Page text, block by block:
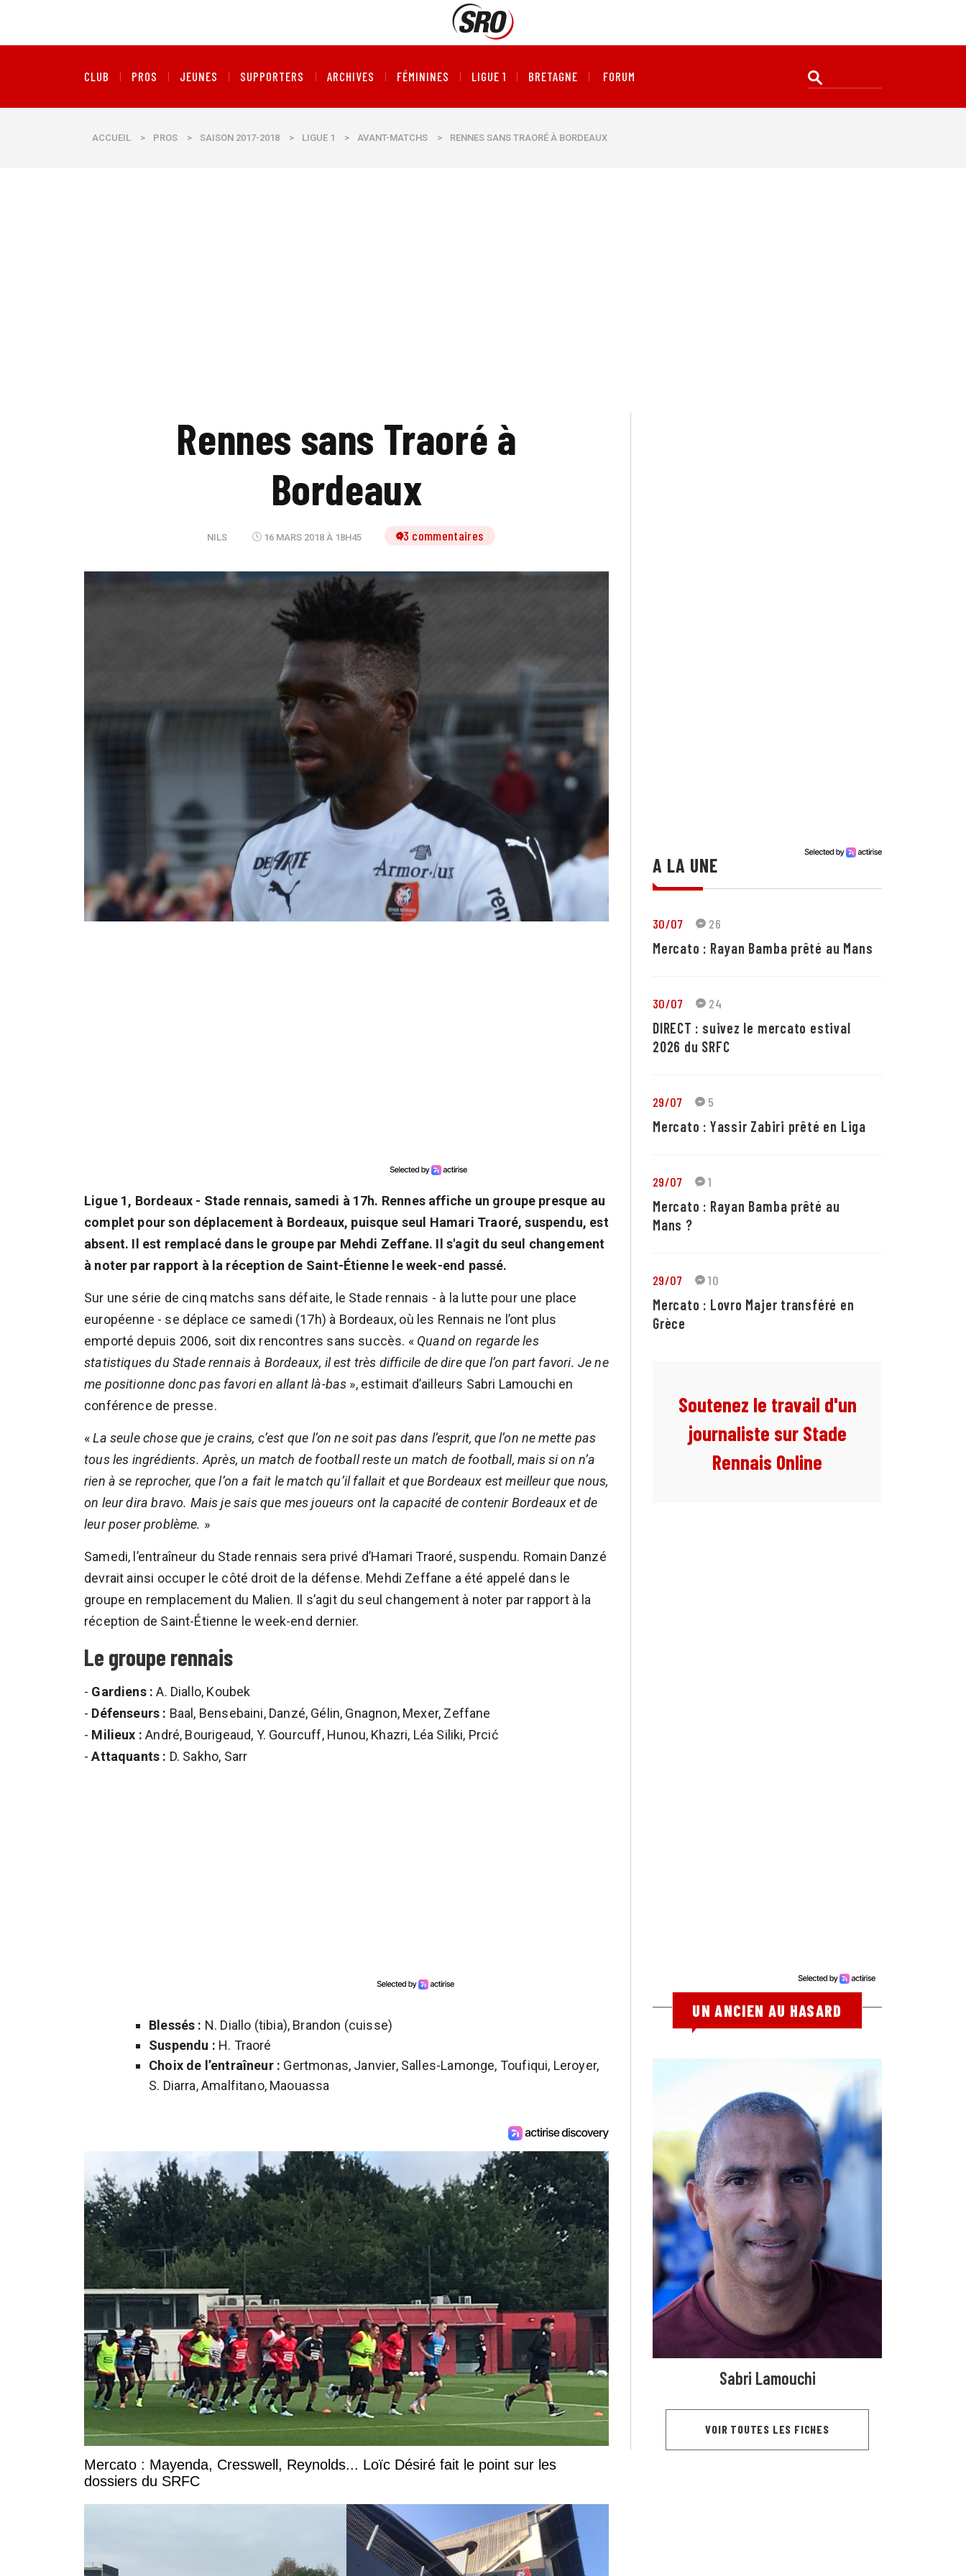
CLUB PROS JEUNES SUPPORTERS ARCHIVES FÉMININES LIGUE 1 BRETAGNE FORUM
ACCUEIL > PROS > SAISON 2017-2018 > LIGUE 1 > AVANT-MATCHS > RENNES SANS TRAORÉ À BORDEAUX
Rennes sans Traoré à
Bordeaux
NILS 16 MARS 2018 À 18H45 13 commentaires
Ligue 1, Bordeaux - Stade rennais, samedi à 17h. Rennes affiche un groupe presque au
complet pour son déplacement à Bordeaux, puisque seul Hamari Traoré, suspendu, est
absent. Il est remplacé dans le groupe par Mehdi Zeffane. Il s'agit du seul changement
à noter par rapport à la réception de Saint-Étienne le week-end passé.
Sur une série de cinq matchs sans défaite, le Stade rennais - à la lutte pour une place
européenne - se déplace ce samedi (17h) à Bordeaux, où les Rennais ne l’ont plus
emporté depuis 2006, soit dix rencontres sans succès. « Quand on regarde les
statistiques du Stade rennais à Bordeaux, il est très difficile de dire que l’on part favori. Je ne
me positionne donc pas favori en allant là-bas », estimait d’ailleurs Sabri Lamouchi en
conférence de presse.
«La seule chose que je crains, c’est que l’on ne soit pas dans l’esprit, que l’on ne mette pas
tous les ingrédients. Après, un match de football reste un match de football, mais si on n’a
rien à se reprocher, que l’on a fait le match qu’il fallait et que Bordeaux est meilleur que nous,
on leur dira bravo. Mais je sais que mes joueurs ont la capacité de contenir Bordeaux et de
leur poser problème. »
Samedi, l’entraîneur du Stade rennais sera privé d’Hamari Traoré, suspendu. Romain Danzé
devrait ainsi occuper le côté droit de la défense. Mehdi Zeffane a été appelé dans le
groupe en remplacement du Malien. Il s’agit du seul changement à noter par rapport à la
réception de Saint-Étienne le week-end dernier.
Le groupe rennais
- Gardiens : A. Diallo, Koubek
- Défenseurs : Baal, Bensebaini, Danzé, Gélin, Gnagnon, Mexer, Zeffane
- Milieux : André, Bourigeaud, Y. Gourcuff, Hunou, Khazri, Léa Siliki, Prcić
-Attaquants : D. Sakho, Sarr
Blessés : N. Diallo (tibia), Brandon (cuisse)
Suspendu : H. Traoré
Choix de l’entraîneur : Gertmonas, Janvier, Salles-Lamonge, Toufiqui, Leroyer,
S. Diarra, Amalfitano, Maouassa
Mercato : Mayenda, Cresswell, Reynolds... Loïc Désiré fait le point sur les
dossiers du SRFC
A LA UNE
30/07 26
Mercato : Rayan Bamba prêté au Mans
30/07 24
DIRECT : suivez le mercato estival
2026 du SRFC
29/07 5
Mercato : Yassir Zabiri prêté en Liga
29/07 1
Mercato : Rayan Bamba prêté au
Mans ?
29/07 10
Mercato : Lovro Majer transféré en
Grèce
Soutenez le travail d'un
journaliste sur Stade
Rennais Online
UN ANCIEN AU HASARD
Sabri Lamouchi
VOIR TOUTES LES FICHES